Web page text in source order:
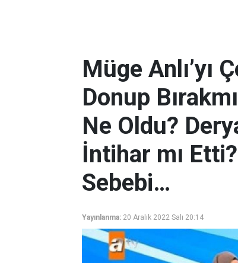
Müge Anlı’yı
Donup
Ne Oldu?
İntihar mı
Sebebi…
Yayınlanma: 20 Aralık 2022 Salı 20:14